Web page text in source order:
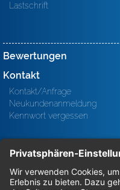
Lastschrift
Bewertungen
Kontakt
Kontakt/Anfrage
Neukundenanmeldung
Kennwort vergessen